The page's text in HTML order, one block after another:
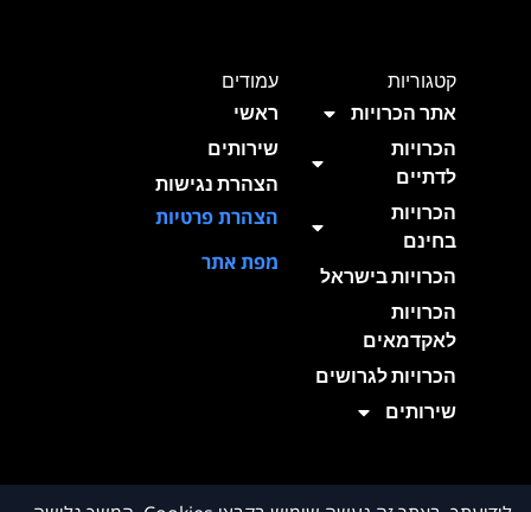
קטגוריות
אתר הכרויות
הכרויות
לדתיים
הכרויות
בחינם
הכרויות בישראל
הכרויות
לאקדמאים
הכרויות לגרושים
שירותים
עמודים
ראשי
שירותים
הצהרת נגישות
הצהרת פרטיות
מפת אתר